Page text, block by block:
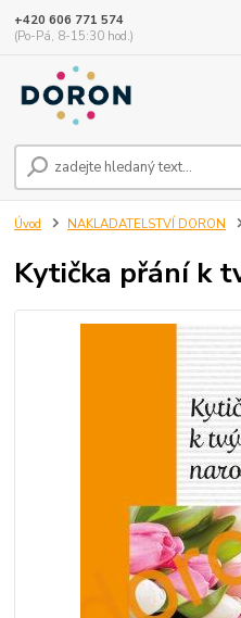
+420 606 771 574
(Po-Pá, 8-15:30 hod.)
Úvod NAKLADATELSTVÍ DORON
Kytička přání k